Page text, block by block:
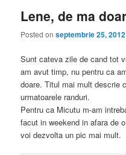
Lene, de ma
Posted onseptembrie 25, 2012
Sunt cateva zile de cand tot
am avut timp, nu pentru ca
doare. Titul mai mult descrie
urmatoarele randuri.
Pentru ca Micutu m-am
facut in weekend in afara de
voi dezvolta un pic mai mult.